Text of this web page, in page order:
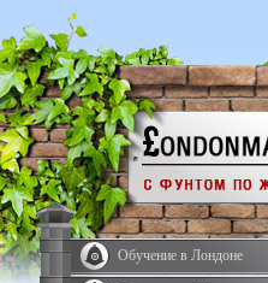
Обучение в Лондоне